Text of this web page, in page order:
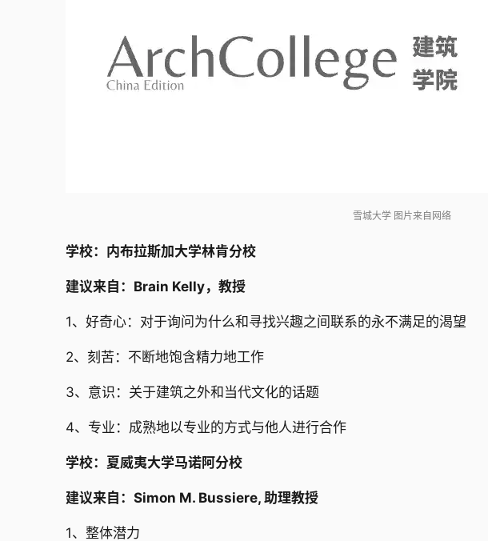
雪城大学 图片来自网络
学校：内布拉斯加大学林肯分校
建议来自：Brain Kelly，教授
1、好奇心：对于询问为什么和寻找兴趣之间联系的永不满足的渴望
2、刻苦：不断地饱含精力地工作
3、意识：关于建筑之外和当代文化的话题
4、专业：成熟地以专业的方式与他人进行合作
学校：夏威夷大学马诺阿分校
建议来自：Simon M. Bussiere, 助理教授
1、整体潜力